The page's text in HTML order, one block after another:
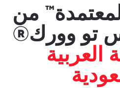
من
تو وورك®
العربية